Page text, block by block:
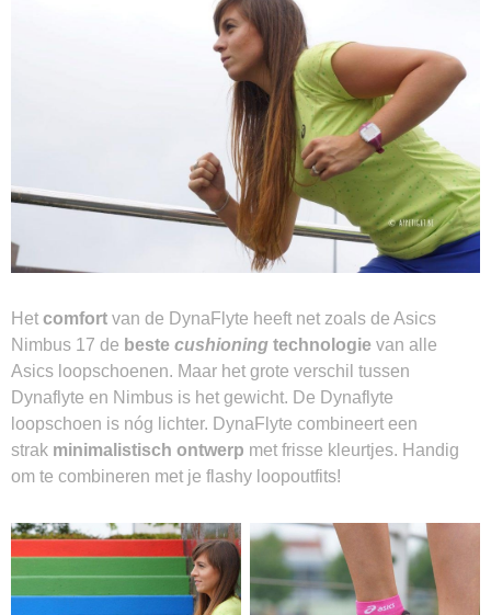
Het comfort van de DynaFlyte heeft net zoals de Asics
Nimbus 17 de beste cushioning technologie van alle
Asics loopschoenen. Maar het grote verschil tussen
Dynaflyte en Nimbus is het gewicht. De Dynaflyte
loopschoen is nóg lichter. DynaFlyte combineert een
strak minimalistisch ontwerp met frisse kleurtjes. Handig
om te combineren met je flashy loopoutfits!